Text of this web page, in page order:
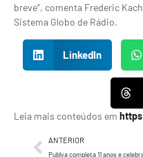
breve”, comenta Frederic
Sistema Globo de Rádio.
LinkedIn
Leia mais conteúdos em
ANTERIOR